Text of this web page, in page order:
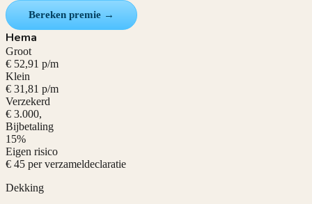
Bereken premie →
Hema
Groot
€ 52,91 p/m
Klein
€ 31,81 p/m
Verzekerd
€ 3.000,
Bijbetaling
15%
Eigen risico
€ 45 per verzameldeclaratie
Dekking